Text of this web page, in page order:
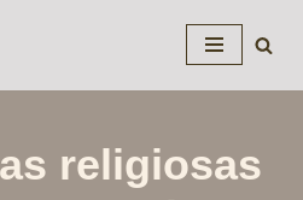
religiosas